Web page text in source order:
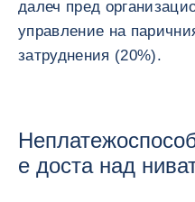
далеч пред
управление на
затруднения (20%).
е доста над